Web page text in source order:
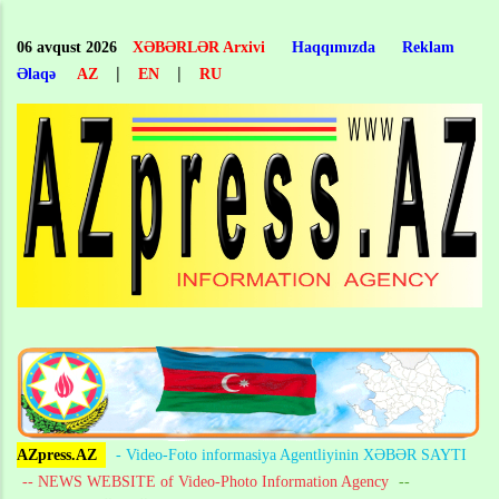
main
content
06 avqust 2026 XƏBƏRLƏR Arxivi Haqqımızda
Reklam
Əlaqə
AZ | EN | RU
AZpress.AZ
- Video-Foto informasiya Agentliyinin XƏBƏR SAYTI
-- NEWS WEBSITE of Video-Photo Information Agency --